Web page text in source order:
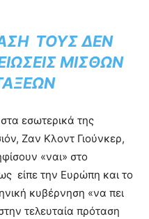
ΤΟΥΣ ΔΕΝ
ΜΙΣΘΏΝ
εσωτερικά της
Ζαν Κλοντ Γιούνκερ,
«ναι» στο
είπε την Ευρώπη και το
κυβέρνηση «να πει
τελευταία πρόταση